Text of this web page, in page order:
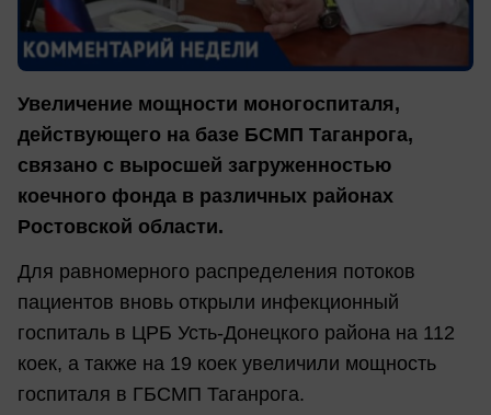
Увеличение мощности моногоспиталя,
действующего на базе БСМП Таганрога,
связано с выросшей загруженностью
коечного фонда в различных районах
Ростовской области.
Для равномерного распределения потоков
пациентов вновь открыли инфекционный
госпиталь в ЦРБ Усть-Донецкого района на 112
коек, а также на 19 коек увеличили мощность
госпиталя в ГБСМП Таганрога.